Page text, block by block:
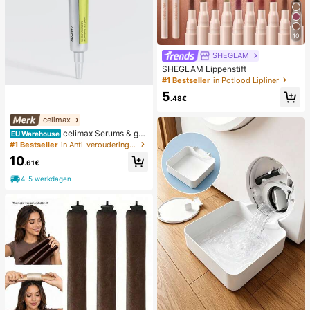
celimax
EU Warehouse celimax Serums & gez
ichtsbehandelingen
#1 Bestseller in Anti-veroudering Serums & Gezichtsbehandelingen
10.61€
4-5 werkdagen
10
SHEGLAM
SHEGLAM Lippenstift
#1 Bestseller in Potlood Lipliner
5.48€